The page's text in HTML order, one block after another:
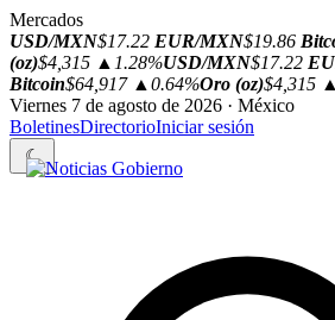
Mercados
USD/MXN$17.22 EUR/MXN$19.86
(oz)$4,315 ▲1.28%USD/MXN$17.22
Bitcoin$64,917 ▲0.64%Oro (oz)$4,315
Viernes 7 de agosto de 2026 · México
BoletinesDirectorioIniciar sesión
☾